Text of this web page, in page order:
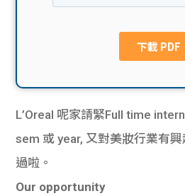
款
機
L’Oreal 呢家請緊Full time
sem 或 year, 又對美妝行業有
過啦。
Our opportunity